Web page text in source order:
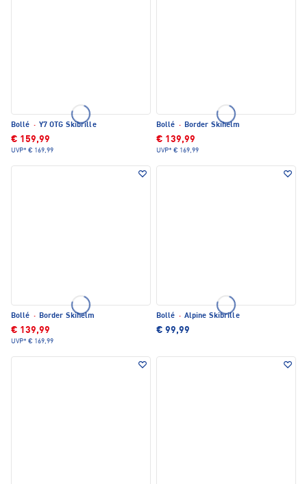
Bollé · Y7 OTG Skibrille
€ 159,99
UVP* € 169,99
Bollé · Border Skihelm
€ 139,99
UVP* € 169,99
Bollé · Border Skihelm
€ 139,99
UVP* € 169,99
Bollé · Alpine Skibrille
€ 99,99